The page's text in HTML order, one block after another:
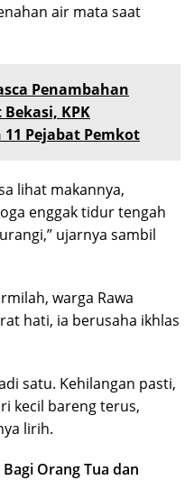
air mata saat
Penambahan
KPK
Pejabat Pemkot
lihat makannya,
enggak tidur tengah
ujarnya sambil
warga Rawa
hati, ia berusaha ikhlas
satu. Kehilangan pasti,
kecil bareng terus,
lirih.
Orang Tua dan